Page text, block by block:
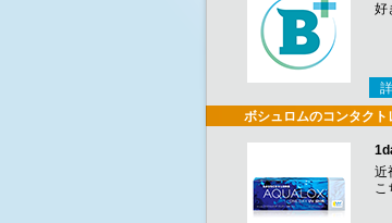
好
ボシュロムのコンタクト
近
こ